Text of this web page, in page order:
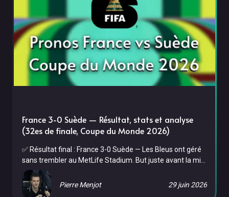
France 3-0 Suède — Résultat, stats et analyse
(32es de finale, Coupe du Monde 2026)
✅ Résultat final : France 3-0 Suède — Les Bleus ont géré
sans trembler au MetLife Stadium. But juste avant la mi-
temps (45e), deuxième but en début de seconde période
(53e), troisième sur une belle construction collective
(74e). La Suède, muselée, ne cadre que 3 tirs en 90
Pierre Menjot 29 juin 2026